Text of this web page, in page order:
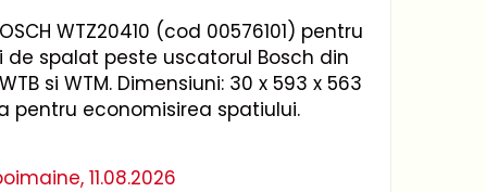
WTZ20410 (cod 00576101) pentru
spalat peste uscatorul Bosch din
si WTM. Dimensiuni: 30 x 593 x 563
pentru economisirea spatiului.
11.08.2026